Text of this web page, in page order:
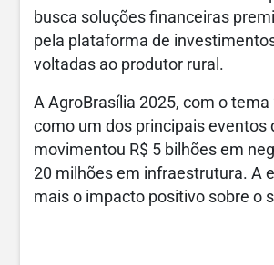
busca soluções financeiras
pela plataforma de
voltadas ao produtor rural.
A AgroBrasília 2025, com o
como um dos principais eventos
movimentou R$ 5 bilhões em
20 milhões em infraestrutura. A
mais o impacto positivo sobre o